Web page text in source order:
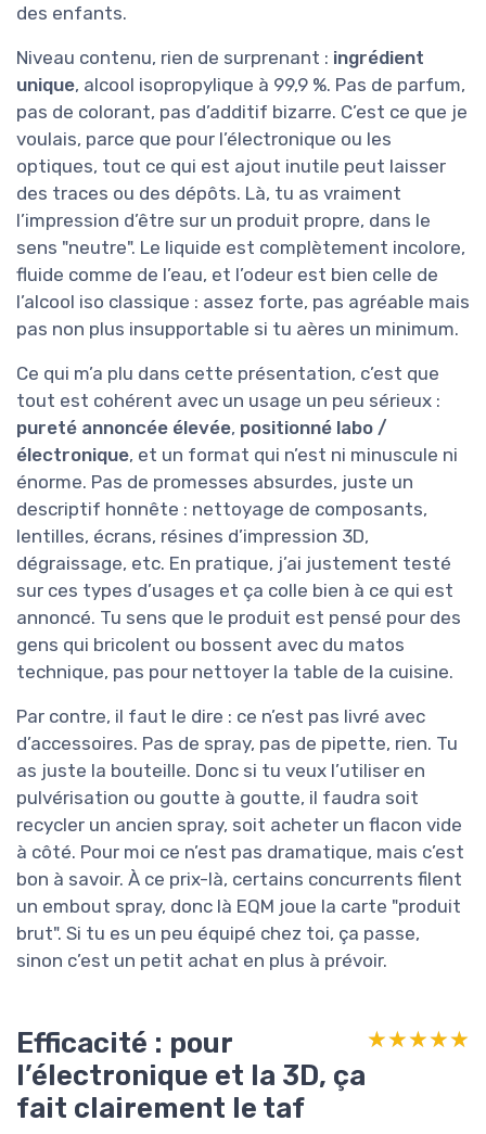
des enfants.
Niveau contenu, rien de surprenant : ingrédient
unique, alcool isopropylique à 99,9 %. Pas de parfum,
pas de colorant, pas d’additif bizarre. C’est ce que je
voulais, parce que pour l’électronique ou les
optiques, tout ce qui est ajout inutile peut laisser
des traces ou des dépôts. Là, tu as vraiment
l’impression d’être sur un produit propre, dans le
sens "neutre". Le liquide est complètement incolore,
fluide comme de l’eau, et l’odeur est bien celle de
l’alcool iso classique : assez forte, pas agréable mais
pas non plus insupportable si tu aères un minimum.
Ce qui m’a plu dans cette présentation, c’est que
tout est cohérent avec un usage un peu sérieux :
pureté annoncée élevée, positionné labo /
électronique, et un format qui n’est ni minuscule ni
énorme. Pas de promesses absurdes, juste un
descriptif honnête : nettoyage de composants,
lentilles, écrans, résines d’impression 3D,
dégraissage, etc. En pratique, j’ai justement testé
sur ces types d’usages et ça colle bien à ce qui est
annoncé. Tu sens que le produit est pensé pour des
gens qui bricolent ou bossent avec du matos
technique, pas pour nettoyer la table de la cuisine.
Par contre, il faut le dire : ce n’est pas livré avec
d’accessoires. Pas de spray, pas de pipette, rien. Tu
as juste la bouteille. Donc si tu veux l’utiliser en
pulvérisation ou goutte à goutte, il faudra soit
recycler un ancien spray, soit acheter un flacon vide
à côté. Pour moi ce n’est pas dramatique, mais c’est
bon à savoir. À ce prix-là, certains concurrents filent
un embout spray, donc là EQM joue la carte "produit
brut". Si tu es un peu équipé chez toi, ça passe,
sinon c’est un petit achat en plus à prévoir.
Efficacité : pour
l’électronique et la 3D, ça
fait clairement le taf
★★★★★
★★★★★